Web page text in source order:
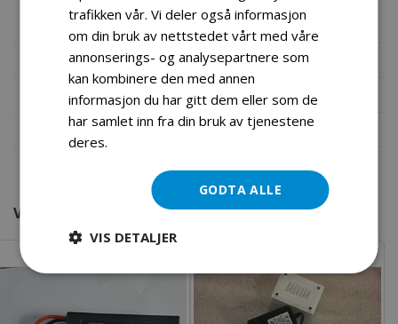
Mer informasjon
Produktomtaler
Fil vedlegg
VI FANT ANDRE PRODUKTER DU KANSKJE VIL LIKE!
trafikken vår. Vi deler også informasjon
om din bruk av nettstedet vårt med våre
annonserings- og analysepartnere som
kan kombinere den med annen
informasjon du har gitt dem eller som de
har samlet inn fra din bruk av tjenestene
deres.
GODTA ALLE
VIS DETALJER